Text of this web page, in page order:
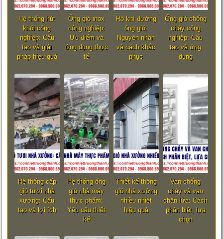
Hệ thống hút
khói công
nghiệp: Cấu
tạo và giải
pháp hiệu quả
Ống gió inox
công nghiệp:
Ưu điểm và
ứng dụng thực
tế
Rò khí đường
ống gió:
Nguyên nhân
và cách khắc
phục
Ống gió chống
cháy công
nghiệp: Cấu
tạo và ứng
dụng
Hệ thống cấp
gió tươi nhà
xưởng: Cấu
tạo và lợi ích
Hệ thống ống
gió nhà máy
thực phẩm:
Yêu cầu thiết
kế
Thiết kế thông
gió nhà xưởng
nhiều nhiệt
hiệu quả
Van chống
cháy và van
chặn lửa: Cách
phân biệt, lựa
chọn